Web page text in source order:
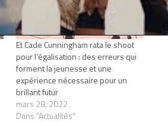
Et Cade Cunningham rata le shoot
pour l’égalisation : des erreurs qui
forment la jeunesse et une
expérience nécessaire pour un
brillant futur
mars 28, 2022
Dans "Actualités"